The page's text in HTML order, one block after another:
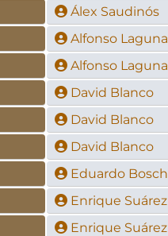
Álex Saudinós
Alfonso Laguna
Alfonso Laguna
David Blanco
David Blanco
David Blanco
Eduardo Bosch
Enrique Suárez
Enrique Suárez